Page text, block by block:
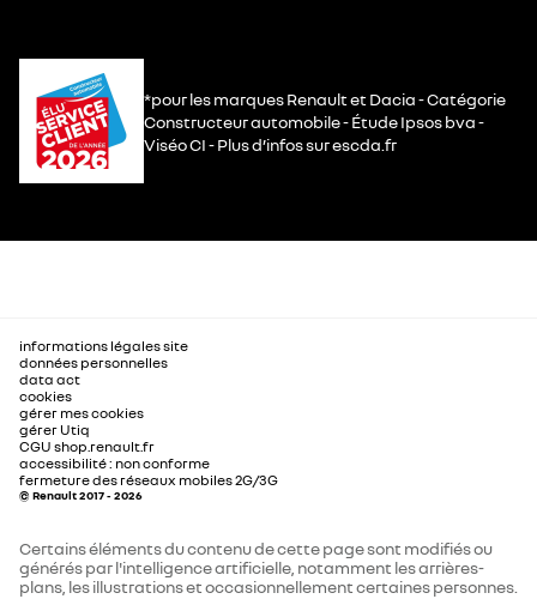
*pour les marques Renault et Dacia - Catégorie
Constructeur automobile - Étude Ipsos bva -
Viséo CI - Plus d’infos sur escda.fr
informations légales site
données personnelles
data act
cookies
gérer mes cookies
gérer Utiq
CGU shop.renault.fr
accessibilité : non conforme
fermeture des réseaux mobiles 2G/3G
© Renault 2017 - 2026
Certains éléments du contenu de cette page sont modifiés ou
générés par l'intelligence artificielle, notamment les arrières-
plans, les illustrations et occasionnellement certaines personnes.